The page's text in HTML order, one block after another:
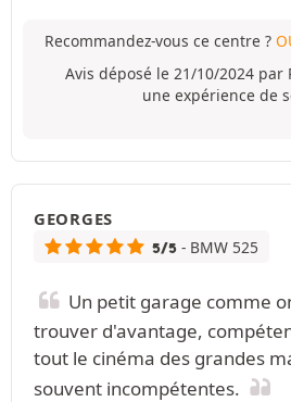
Recommandez-vous ce centre ?
Avis déposé le 21/10/2024 par
une expérience de
GEORGES
5/5 - BMW 525
Un petit garage comme
trouver d'avantage,
tout le cinéma des grandes
souvent incompétentes.